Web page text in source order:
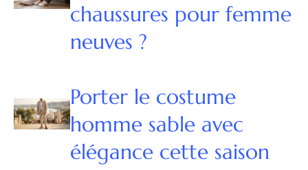
chaussures pour femme
neuves ?
Porter le costume
homme sable avec
élégance cette saison